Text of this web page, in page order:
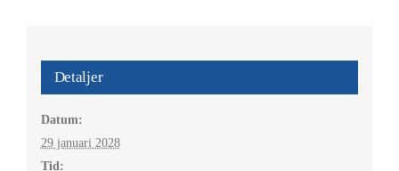
Detaljer
Datum:
29 januari 2028
Tid: